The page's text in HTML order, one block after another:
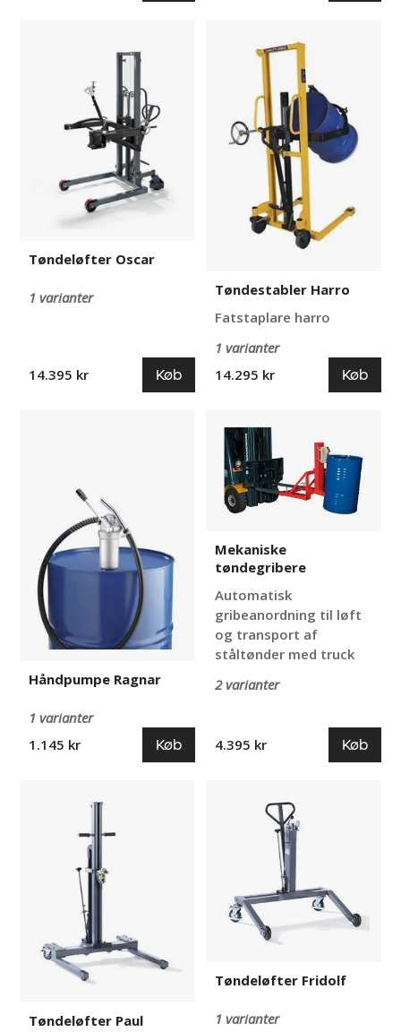
Tøndeløfter Oscar
1 varianter
14.395 kr Køb
Tøndestabler Harro
Fatstaplare harro
1 varianter
14.295 kr
Køb
Håndpumpe Ragnar
1 varianter
1.145 kr
Køb
tøndegribere
Mekaniske
tøndegribere
Automatisk
gribeanordning til løft
og transport af
ståltønder med truck
2 varianter
4.395 kr Køb
Tøndeløfter Paul
Tøndeløfter Fridolf
1 varianter